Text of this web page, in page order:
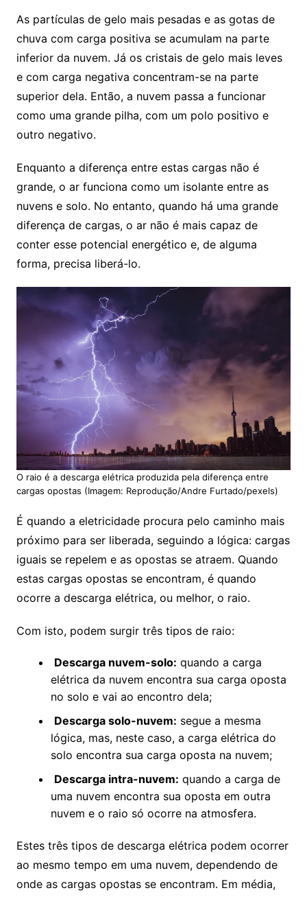
As partículas de gelo mais pesadas e as gotas de
chuva com carga positiva se acumulam na parte
inferior da nuvem. Já os cristais de gelo mais leves
e com carga negativa concentram-se na parte
superior dela. Então, a nuvem passa a funcionar
como uma grande pilha, com um polo positivo e
outro negativo.
Enquanto a diferença entre estas cargas não é
grande, o ar funciona como um isolante entre as
nuvens e solo. No entanto, quando há uma grande
diferença de cargas, o ar não é mais capaz de
conter esse potencial energético e, de alguma
forma, precisa liberá-lo.
O raio é a descarga elétrica produzida pela diferença entre
cargas opostas (Imagem: Reprodução/Andre Furtado/pexels)
É quando a eletricidade procura pelo caminho mais
próximo para ser liberada, seguindo a lógica: cargas
iguais se repelem e as opostas se atraem. Quando
estas cargas opostas se encontram, é quando
ocorre a descarga elétrica, ou melhor, o raio.
Com isto, podem surgir três tipos de raio:
Descarga nuvem-solo: quando a carga
elétrica da nuvem encontra sua carga oposta
no solo e vai ao encontro dela;
Descarga solo-nuvem: segue a mesma
lógica, mas, neste caso, a carga elétrica do
solo encontra sua carga oposta na nuvem;
Descarga intra-nuvem: quando a carga de
uma nuvem encontra sua oposta em outra
nuvem e o raio só ocorre na atmosfera.
Estes três tipos de descarga elétrica podem ocorrer
ao mesmo tempo em uma nuvem, dependendo de
onde as cargas opostas se encontram. Em média,